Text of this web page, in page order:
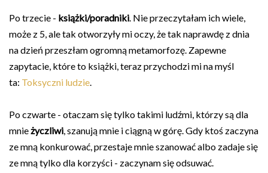
Po trzecie - książki/poradniki. Nie przeczytałam ich wiele,
może z 5, ale tak otworzyły mi oczy, że tak naprawdę z dnia
na dzień przeszłam ogromną metamorfozę. Zapewne
zapytacie, które to książki, teraz przychodzi mi na myśl
ta: Toksyczni ludzie.
Po czwarte - otaczam się tylko takimi ludźmi, którzy są dla
mnieżyczliwi, szanują mnie i ciągną w górę. Gdy ktoś zaczyna
ze mną konkurować, przestaje mnie szanować albo zadaje się
ze mną tylko dla korzyści - zaczynam się odsuwać.